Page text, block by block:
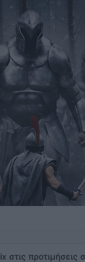
στις προτιμήσεις